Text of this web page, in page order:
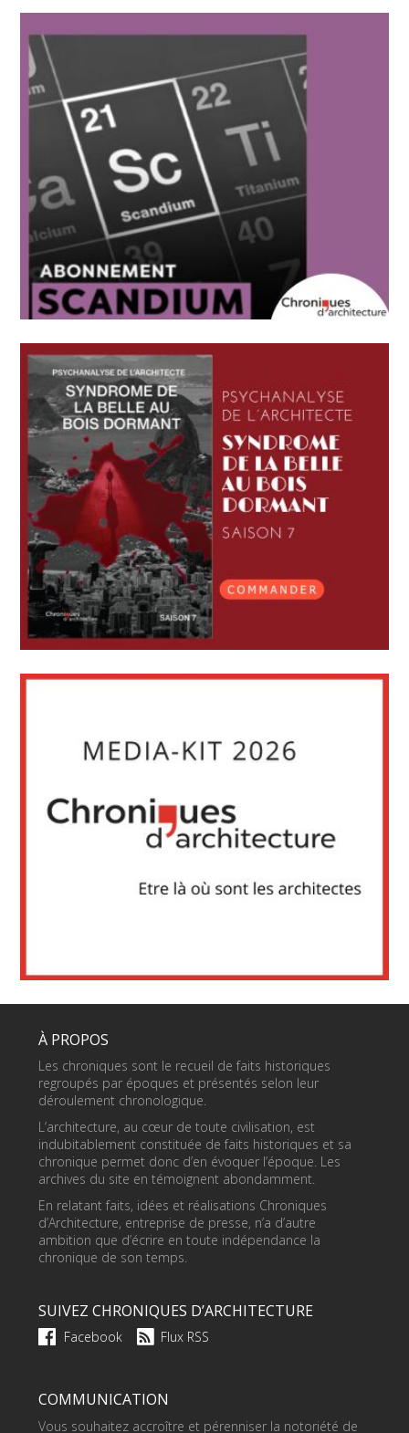
À PROPOS
Les chroniques sont le recueil de faits historiques
regroupés par époques et présentés selon leur
déroulement chronologique.
L’architecture, au cœur de toute civilisation, est
indubitablement constituée de faits historiques et sa
chronique permet donc d’en évoquer l’époque. Les
archives du site en témoignent abondamment.
En relatant faits, idées et réalisations Chroniques
d’Architecture, entreprise de presse, n’a d’autre
ambition que d’écrire en toute indépendance la
chronique de son temps.
SUIVEZ CHRONIQUES D’ARCHITECTURE
Facebook Flux RSS
COMMUNICATION
Vous souhaitez accroître et pérenniser la notoriété de